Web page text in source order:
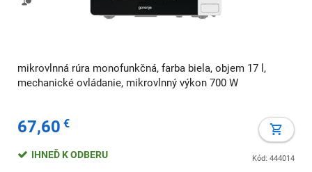
mikrovlnná rúra monofunkčná, farba biela, objem 17 l,
mechanické ovládanie, mikrovlnný výkon 700 W
67,60 €
Kód: 444014
IHNEĎ K ODBERU